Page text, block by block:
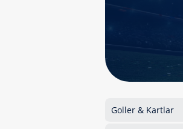
Goller & Kartlar